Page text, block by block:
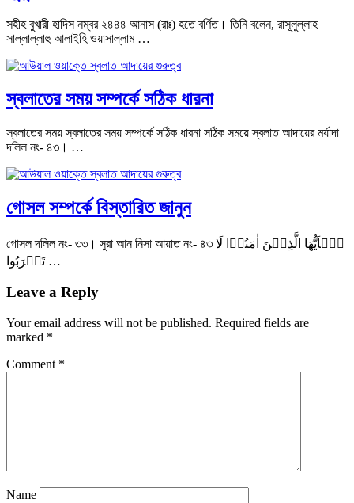
সহীহ বুখারী হাদিস নম্বর ২৪৪৪ আনাস (রাঃ) হতে বর্ণিত। তিনি বলেন, রাসূলুল্লাহ
সাল্লাল্লাহু আলাইহি ওয়াসাল্লাম …
স্বলাতের সময় সম্পর্কে সঠিক ধারনা
স্বলাতের সময় স্বলাতের সময় সম্পর্কে সঠিক ধারনা সঠিক সময়ে স্বলাত আদায়ের মর্যাদা
দলিল নং- ৪৩। …
গোসল সম্পর্কে বিস্তারিত জানুন
গোসল দলিল নং- ৩৩। সুরা আন নিসা আয়াত নং- ৪৩ یٰۤاَیُّهَا الَّذِیۡنَ اٰمَنُوۡا لَا
تَقۡرَبُوا …
Leave a Reply
Your email address will not be published. Required fields are
marked *
Comment *
Name